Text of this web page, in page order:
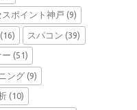
スポイント神戸 (9)
スパコン (39)
ー (51)
ング(9)
(10)